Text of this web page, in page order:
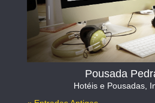
Pousada
Hotéis e Pousadas,